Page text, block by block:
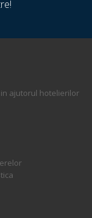
ajutorul hotelierilor